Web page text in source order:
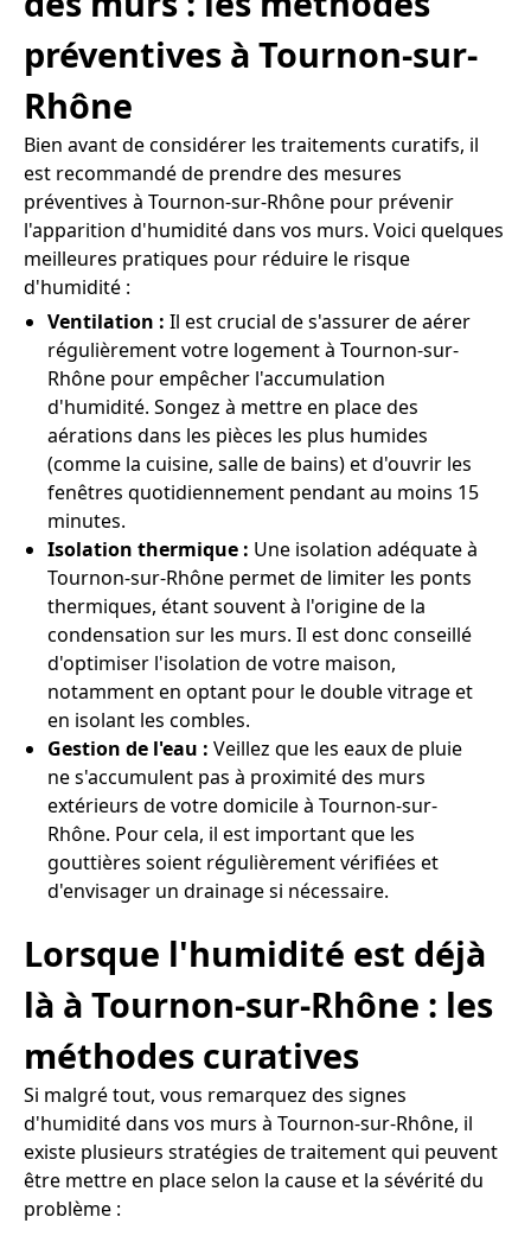
préventives à Tournon-sur-
Rhône
Bien avant de considérer les traitements curatifs, il
est recommandé de prendre des mesures
préventives à Tournon-sur-Rhône pour prévenir
l'apparition d'humidité dans vos murs. Voici quelques
meilleures pratiques pour réduire le risque
d'humidité :
Ventilation : Il est crucial de s'assurer de aérer
régulièrement votre logement à Tournon-sur-
Rhône pour empêcher l'accumulation
d'humidité. Songez à mettre en place des
aérations dans les pièces les plus humides
(comme la cuisine, salle de bains) et d'ouvrir les
fenêtres quotidiennement pendant au moins 15
minutes.
Isolation thermique : Une isolation adéquate à
Tournon-sur-Rhône permet de limiter les ponts
thermiques, étant souvent à l'origine de la
condensation sur les murs. Il est donc conseillé
d'optimiser l'isolation de votre maison,
notamment en optant pour le double vitrage et
en isolant les combles.
Gestion de l'eau : Veillez que les eaux de pluie
ne s'accumulent pas à proximité des murs
extérieurs de votre domicile à Tournon-sur-
Rhône. Pour cela, il est important que les
gouttières soient régulièrement vérifiées et
d'envisager un drainage si nécessaire.
Lorsque l'humidité est déjà
là à Tournon-sur-Rhône : les
méthodes curatives
Si malgré tout, vous remarquez des signes
d'humidité dans vos murs à Tournon-sur-Rhône, il
existe plusieurs stratégies de traitement qui peuvent
être mettre en place selon la cause et la sévérité du
problème :